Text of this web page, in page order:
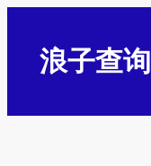
浪子查询